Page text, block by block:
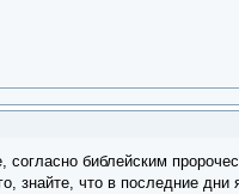
библейским
знайте, что в последние дни